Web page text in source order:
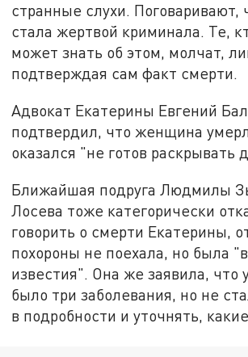
странные слухи.
стала жертвой криминала. Те,
может знать об этом, молчат,
подтверждая сам факт смерти.
Адвокат Екатерины Евгений
подтвердил, что женщина
оказался "не готов раскрывать
Ближайшая подруга Людмилы
Лосева тоже категорически
говорить о смерти Екатерины,
похороны не поехала, но была
известия". Она же заявила, что
было три заболевания, но не
в подробности и уточнять,